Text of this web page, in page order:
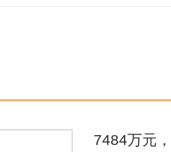
7484万元